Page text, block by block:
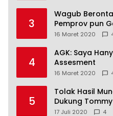
3
Wagub
Pemprov pun
16 Maret 2020
4
AGK: Saya
Assesment
16 Maret 2020
5
Tolak Hasil
Dukung
17 Juli 2020 4